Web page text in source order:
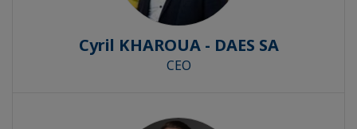
Cyril KHAROUA - DAES SA
CEO